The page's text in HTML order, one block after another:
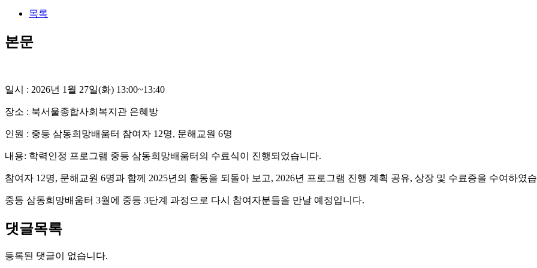
목록
본문
일시 : 2026년 1월 27일(화) 13:00~13:40
장소 : 북서울종합사회복지관 은혜방
인원 : 중등 삼동희망배움터 참여자 12명, 문해교원 6명
내용: 학력인정 프로그램 중등 삼동희망배움터의 수료식이 진행되었습니다.
참여자 12명, 문해교원 6명과 함께 2025년의 활동을 되돌아 보고, 2026년 프로그램 진행 계획 공유, 상장 및 수료증을 수여하였
중등 삼동희망배움터 3월에 중등 3단계 과정으로 다시 참여자분들을 만날 예정입니다.
댓글목록
등록된 댓글이 없습니다.